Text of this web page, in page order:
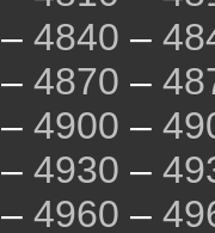
– 4840 –
– 4870 –
– 4900 –
– 4930 –
– 4960 –